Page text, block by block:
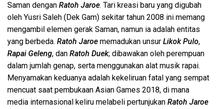
Saman dengan Ratoh Jaroe. Tari kreasi baru yang digubah
oleh Yusri Saleh (Dek Gam) sekitar tahun 2008 ini memang
mengambil elemen gerak Saman, namun ia adalah entitas
yang berbeda. Ratoh Jaroe memadukan unsur Likok Pulo,
Rapai Geleng, dan Ratoh Duek; dibawakan oleh perempuan
dalam jumlah genap, serta menggunakan alat musik rapai.
Menyamakan keduanya adalah kekeliruan fatal yang sempat
mencuat saat pembukaan Asian Games 2018, di mana
media internasional keliru melabeli pertunjukan Ratoh Jaroe